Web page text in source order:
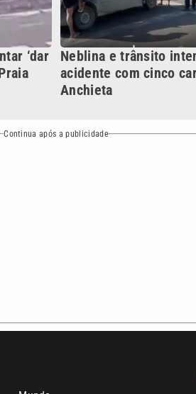
Mundo
Variedades